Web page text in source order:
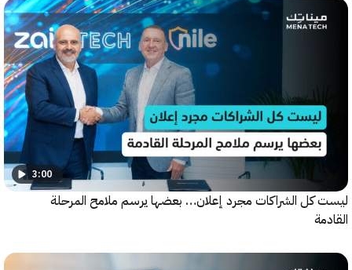
3:00
الشراكات مجرد إعلان… بعضها يرسم ملامح المرحلة